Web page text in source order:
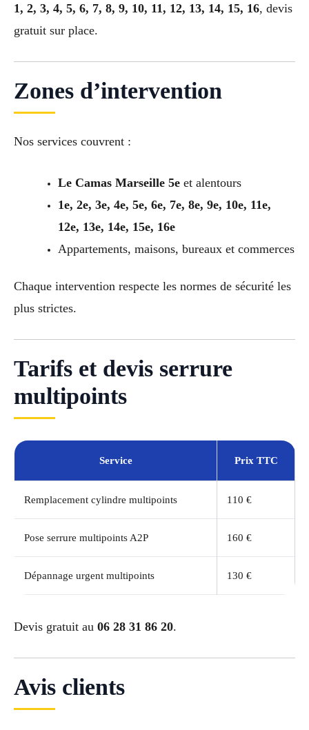
1, 2, 3, 4, 5, 6, 7, 8, 9, 10, 11, 12, 13, 14, 15, 16, devis
gratuit sur place.
Zones d’intervention
Nos services couvrent :
Le Camas Marseille 5eet alentours
1e, 2e, 3e, 4e, 5e, 6e, 7e, 8e, 9e, 10e, 11e,
12e, 13e, 14e, 15e, 16e
Appartements, maisons, bureaux et commerces
Chaque intervention respecte les normes de sécurité les
plus strictes.
Tarifs et devis serrure
multipoints
Service Prix TTC
Remplacement cylindre multipoints 110 €
Pose serrure multipoints A2P 160 €
Dépannage urgent multipoints 130 €
Devis gratuit au 06 28 31 86 20.
Avis clients